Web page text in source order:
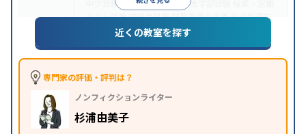
中学受験 高校受験大学受験 医学部受験
テスト対策内申点対策学習習慣の定着総合型選抜
(旧AO)対策 推薦入試対策学校別特化対策
中高一貫校生に対応
可能季節講習のみの受講可
※2023年3月調査。小学校高学年の個別指導塾アンケート調査方法
近くの教室を探す
専門家の評価・評判は？
ノンフィクションライター
杉浦由美子